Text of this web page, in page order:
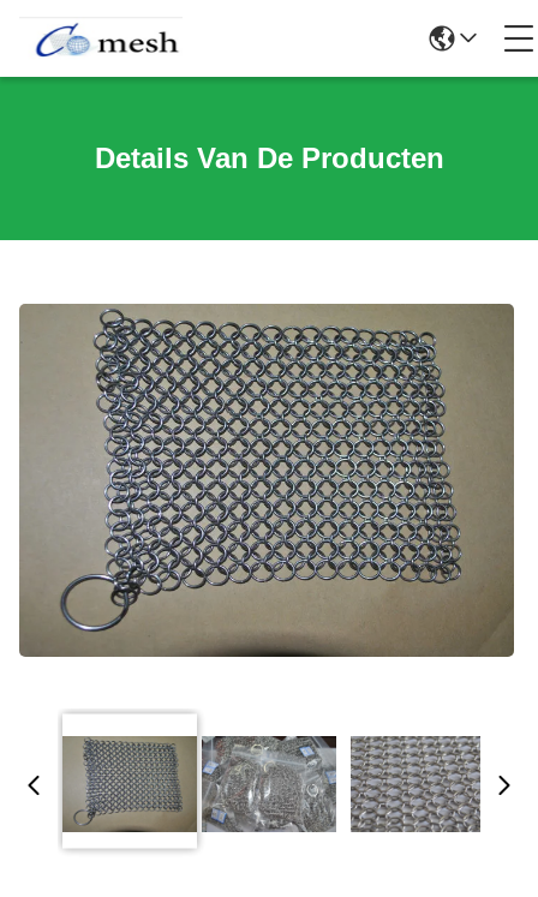
Details Van De Producten